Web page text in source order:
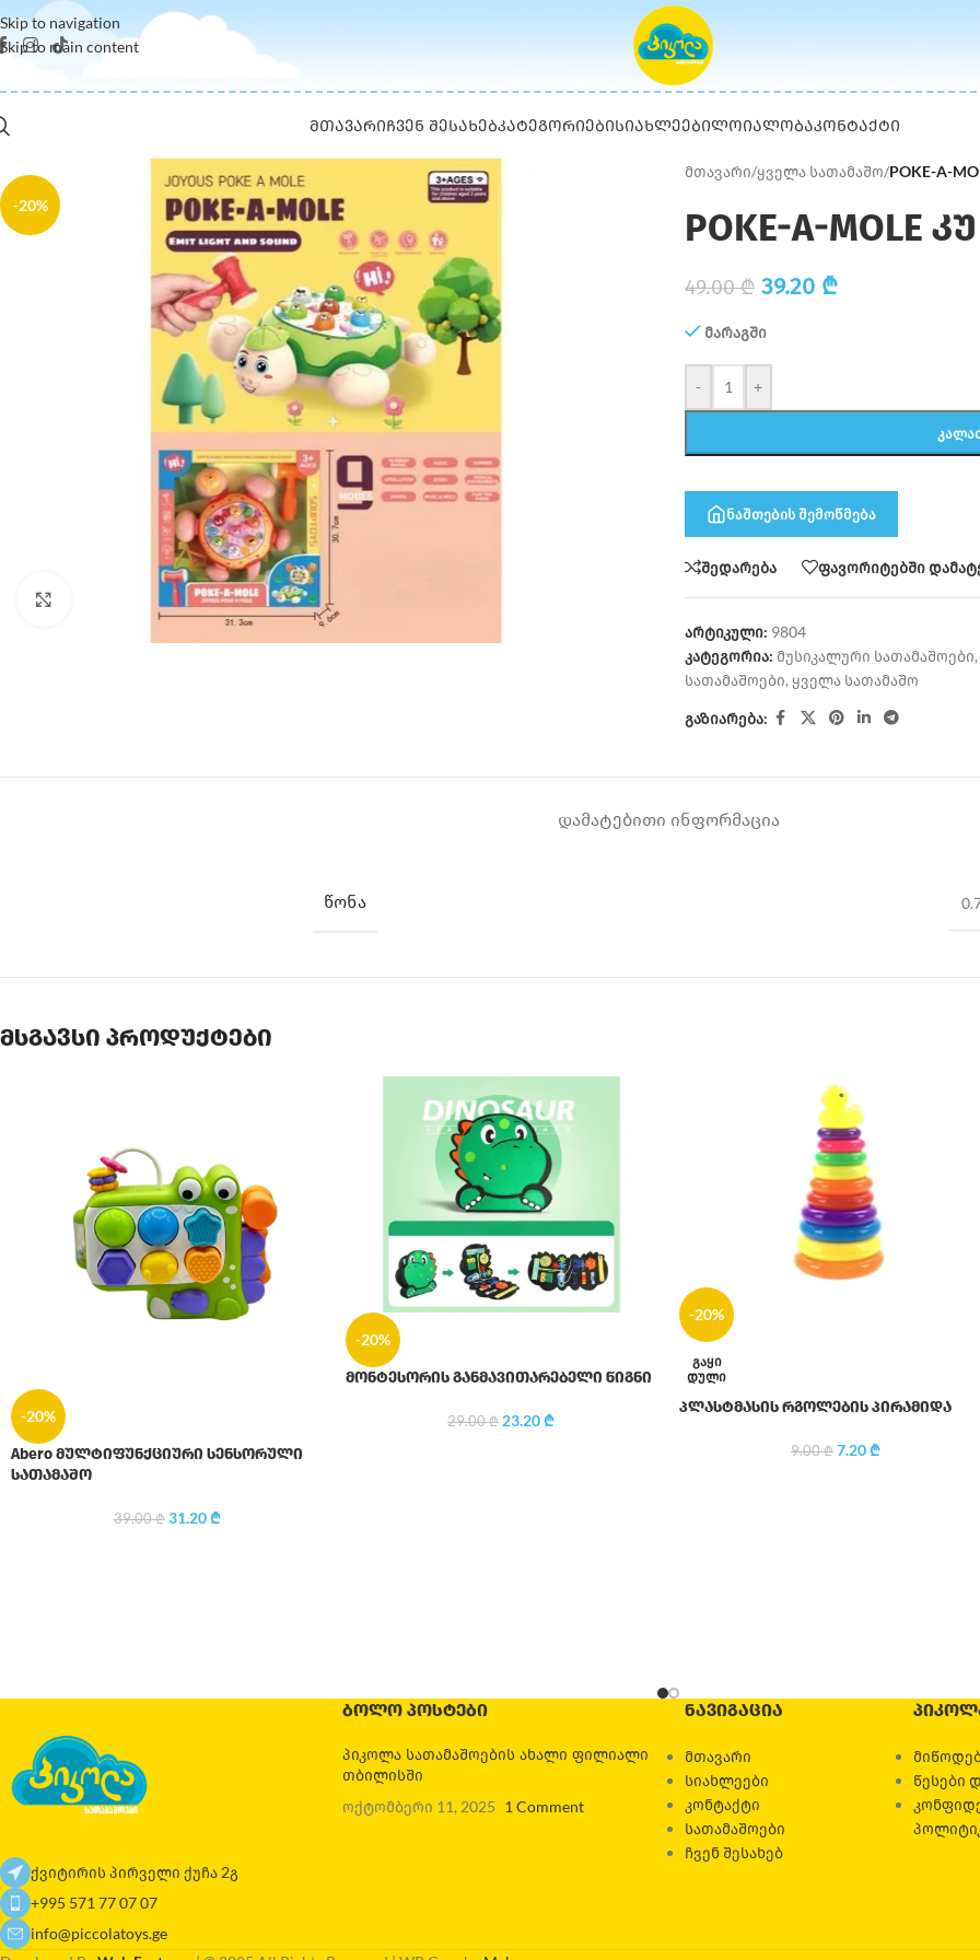
Skip to navigation
Skip to main content
ᲛᲗᲐᲕᲐᲠᲘᲩᲕᲔᲜ ᲨᲔᲡᲐᲮᲔᲑᲙᲐᲢᲔᲒᲝᲠᲘᲔᲑᲘᲡᲘᲐᲮᲚᲔᲔᲑᲘᲚᲝᲘᲐᲚᲝᲑᲐᲙᲝᲜᲢᲐᲥᲢᲘ
-20%
Click to enlarge
მთავარი/ყველა სათამაშო/POKE-A-
POKE-A-MOLE კუ
49.00₾ 39.20 ₾
მარაგში
- +
ნაშთების შემოწმება
შედარება ფავორიტებში
არტიკული: 9804
კატეგორია: მუსიკალური სათამაშოები,
სათამაშოები, ყველა სათამაშო
გაზიარება:
ᲓᲐᲛᲐᲢᲔᲑᲘᲗᲘ ᲘᲜᲤᲝᲠᲛᲐᲪᲘᲐ
ᲬᲝᲜᲐ
მსგავსი პროდუქტები
-20%
Abero მულტიფუნქციური სენსორული
სათამაშო
39.00₾ 31.20₾
-20%
მონტესორის განმავითარებელი წიგნი
29.00₾ 23.20₾
-20%
ᲒᲐᲧᲘ
ᲓᲣᲚᲘ
პლასტმასის რგოლების პირამიდა
9.00₾ 7.20₾
ქვიტირის პირველი ქუჩა 2გ
+995 571 77 07 07
info@piccolatoys.ge
ᲑᲝᲚᲝ ᲞᲝᲡᲢᲔᲑᲘ
პიკოლა სათამაშოების ახალი ფილიალი
თბილისში
ოქტომბერი 11, 2025 1 Comment
ᲜᲐᲕᲘᲒᲐᲪᲘᲐ
მთავარი
სიახლეები
კონტაქტი
სათამაშოები
ჩვენ შესახებ
წესები